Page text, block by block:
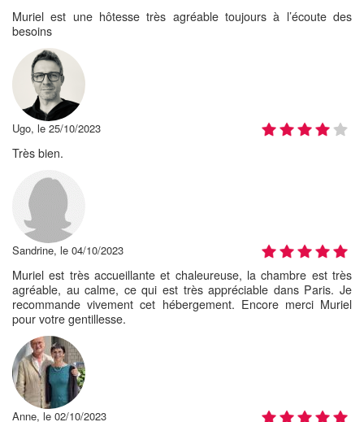
Muriel est une hôtesse très agréable toujours à l’écoute des
besoins
Ugo, le 25/10/2023
Très bien.
Sandrine, le 04/10/2023
Muriel est très accueillante et chaleureuse, la chambre est très
agréable, au calme, ce qui est très appréciable dans Paris. Je
recommande vivement cet hébergement. Encore merci Muriel
pour votre gentillesse.
Anne, le 02/10/2023